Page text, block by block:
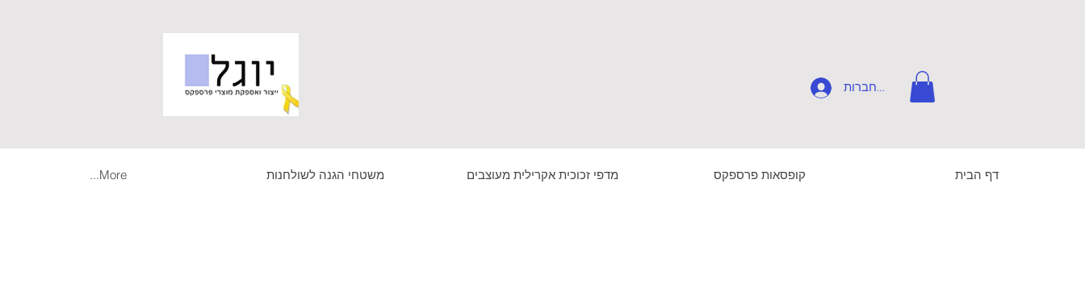
להתחברות
דף הבית קופסאות פרספקס מדפי זכוכית אקרילית מעוצבים משטחי הגנה לשולחנות More...